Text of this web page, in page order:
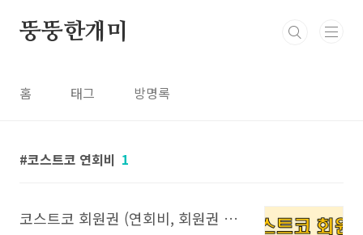
뚱뚱한개미
홈 태그 방명록
코스트코 연회비 1
코스트코 회원권 (연회비, 회원권 없이 이용방법, 현대카드)